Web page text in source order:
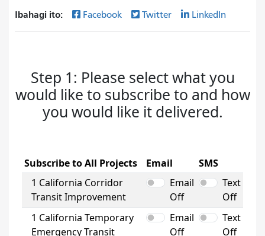
Ibahagi ito: Facebook Twitter LinkedIn